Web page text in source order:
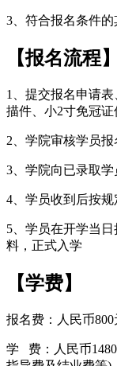
3、符合报名条件的
【报名流程】
1、提交报名申请
描件、小2寸免冠
2、学院审核学员
3、学院向已录取
4、学员收到后按
5、学员在开学当
料，正式入学
【学费】
报名费：人民币
学 费：人民币